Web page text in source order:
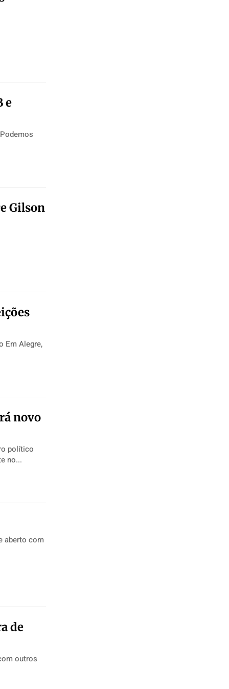
e
Gilson
novo
político
no...
aberto com
de
outros